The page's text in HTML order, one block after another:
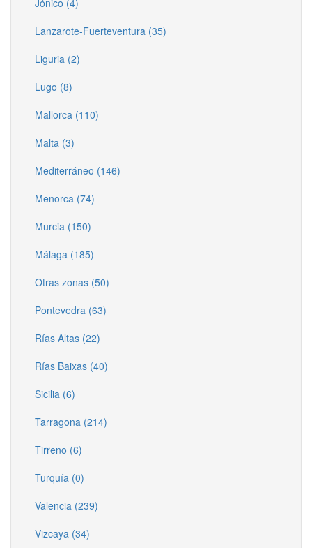
Jónico (4)
Lanzarote-Fuerteventura (35)
Liguria (2)
Lugo (8)
Mallorca (110)
Malta (3)
Mediterráneo (146)
Menorca (74)
Murcia (150)
Málaga (185)
Otras zonas (50)
Pontevedra (63)
Rías Altas (22)
Rías Baixas (40)
Sicilia (6)
Tarragona (214)
Tirreno (6)
Turquía (0)
Valencia (239)
Vizcaya (34)